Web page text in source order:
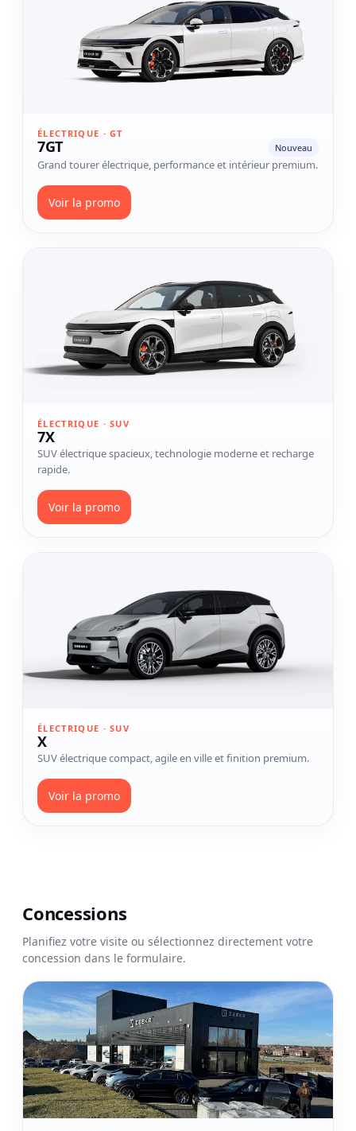
ÉLECTRIQUE · GT
7GT Nouveau
Grand tourer électrique, performance et intérieur premium.
Voir la promo
ÉLECTRIQUE · SUV
7X
SUV électrique spacieux, technologie moderne et recharge
rapide.
Voir la promo
ÉLECTRIQUE · SUV
X
SUV électrique compact, agile en ville et finition premium.
Voir la promo
Concessions
Planifiez votre visite ou sélectionnez directement votre
concession dans le formulaire.
Voir la concession Brussels